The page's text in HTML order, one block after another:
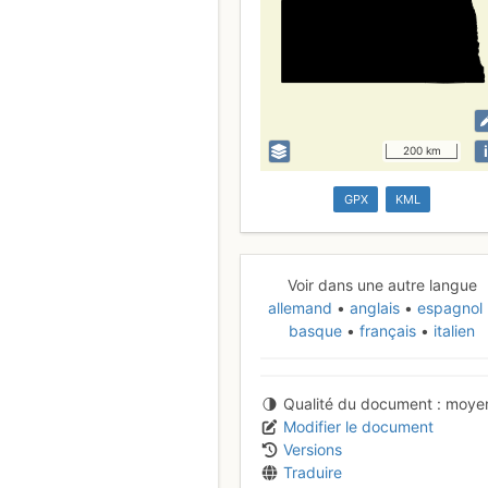
200 km i
GPX KML
Voir dans une autre langue
allemand
anglais
espagnol
basque
français italien
Qualité du document
Modifier le document
Versions
Traduire